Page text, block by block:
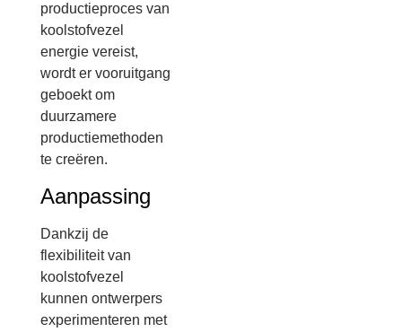
productieproces van
koolstofvezel
energie vereist,
wordt er vooruitgang
geboekt om
duurzamere
productiemethoden
te creëren.
Aanpassing
Dankzij de
flexibiliteit van
koolstofvezel
kunnen ontwerpers
experimenteren met